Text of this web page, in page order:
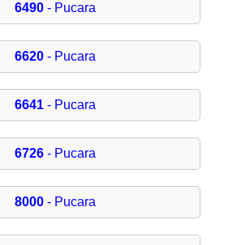
6490- Pucara
6620- Pucara
6641- Pucara
6726- Pucara
8000- Pucara